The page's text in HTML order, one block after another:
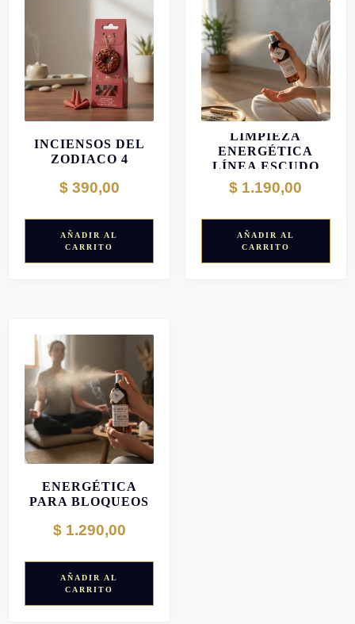
INCIENSOS DEL
ZODIACO 4
$390,00
AÑADIR AL
CARRITO
KITS DE
LIMPIEZA
ENERGÉTICA
LÍNEA ESCUDO
AÚRICO
$ 1.190,00
AÑADIR AL
CARRITO
ENERGÉTICA
PARA BLOQUEOS
$1.290,00
AÑADIR AL
CARRITO